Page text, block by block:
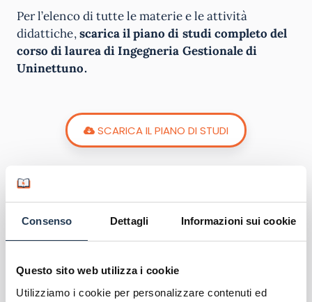
Consenso Dettagli Informazioni sui cookie
Questo sito web utilizza i cookie
Utilizziamo i cookie per personalizzare contenuti ed
Per l’elenco di tutte le materie e le attività
didattiche,scarica il piano di studi completo del
corso di laurea di Ingegneria Gestionale di
Uninettuno.
SCARICA IL PIANO DI STUDI
Sbocchi lavorativi
Il corso di laurea di Ingegneria Gestionale di
Uninettuno prepara alla professione diingegnere
industriali e gestionali
e di specialista nella
gestione e nel controllo delle imprese private